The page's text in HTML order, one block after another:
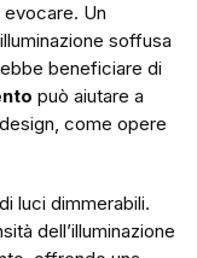
Un
soffusa
beneficiare di
può aiutare a
come opere
luci dimmerabili.
dell’illuminazione